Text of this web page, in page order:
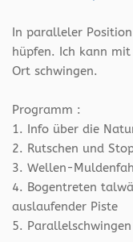
In paralleler
hüpfen. Ich kann
Ort schwingen.
Programm :
1. Info über die
2. Rutschen und
3. Wellen-
4. Bogentreten
auslaufender Piste
5.